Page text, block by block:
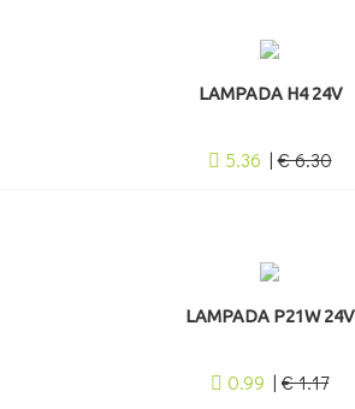
LAMPADA H4 24V
5.36 |€ 6.30
LAMPADA P21W 24V
0.99 | € 1.17